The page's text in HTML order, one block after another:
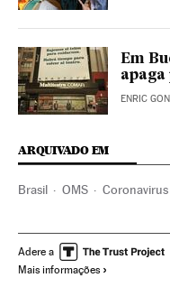
Em
ENRIC
ARQUIVADO EM
Brasil OMS
Ministério Saúde Cultura
Pintura Escultura
Adere a
Mais informações